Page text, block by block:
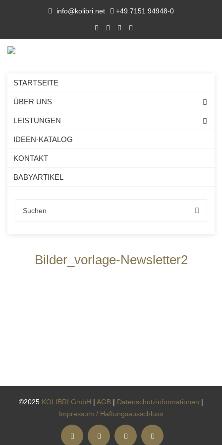
info@kolibri.net +49 7151 94948-0
STARTSEITE
ÜBER UNS
LEISTUNGEN
IDEEN-KATALOG
KONTAKT
BABYARTIKEL
Bilder_vorlage-Newsletter2
©2025 KOLIBRI GmbH | AGB | Datenschutzinformationen |
Impressum / Haftungsausschluss